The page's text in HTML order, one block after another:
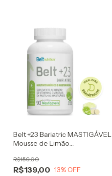
Belt +23 Bariatric MASTIGÁVEL
Mousse de Limão
R$139,00
R$159,00
13% OFF